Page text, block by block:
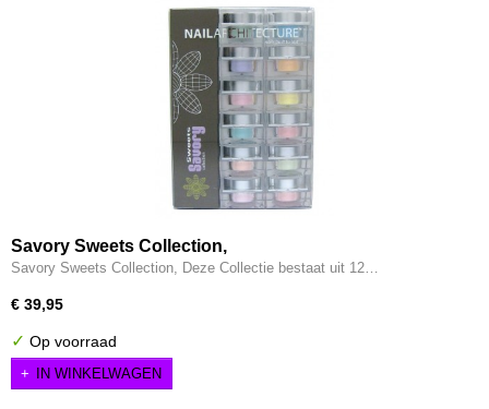
Savory Sweets Collection,
Savory Sweets Collection, Deze Collectie bestaat uit 12…
€ 39,95
✓ Op voorraad
IN WINKELWAGEN